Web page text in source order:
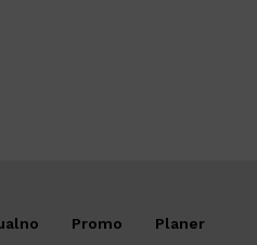
Promo Planer